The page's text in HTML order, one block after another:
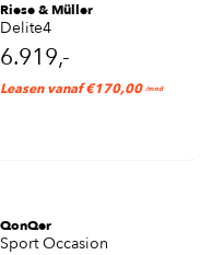
Riese & Müller
Delite4
6.919,-
Leasen vanaf €170,00 /mnd
QonQer
Sport Occasion